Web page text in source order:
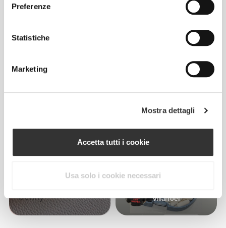
Preferenze
Statistiche
Marketing
Mostra dettagli
Accetta tutti i cookie
Usa solo i cookie necessari
Pacela
11
Villarroel